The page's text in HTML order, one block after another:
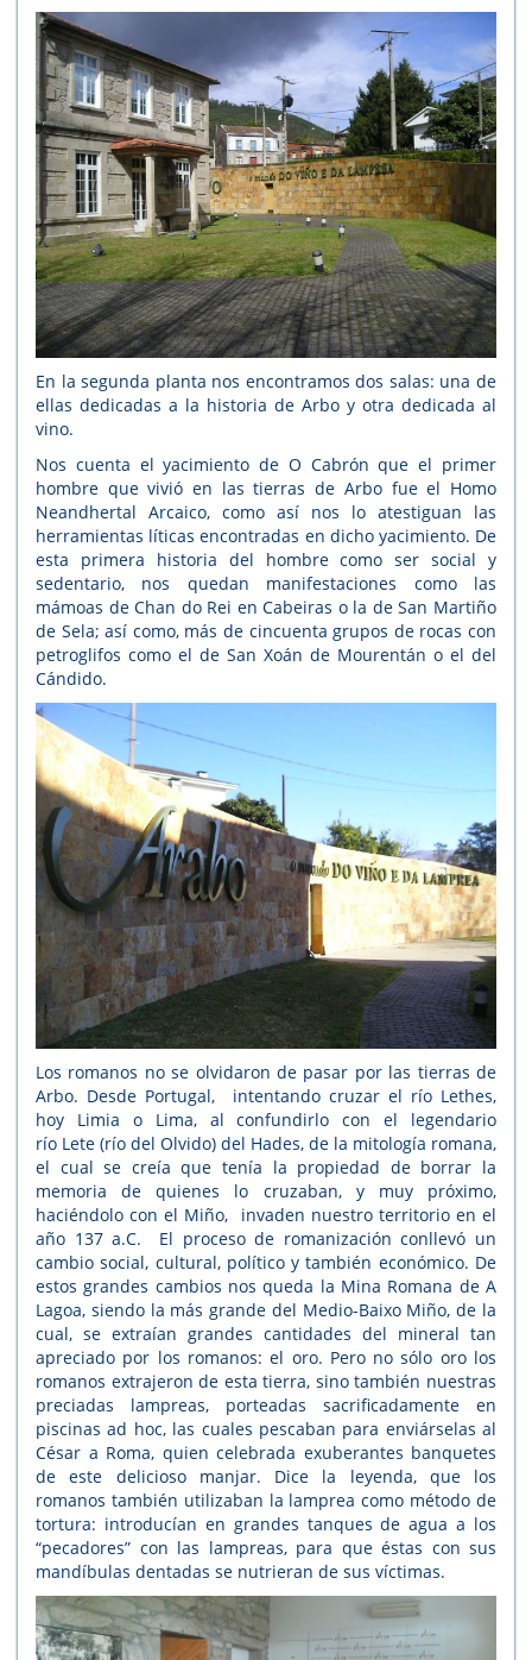
En la segunda planta nos encontramos dos salas: una de
ellas dedicadas a la historia de Arbo y otra dedicada al
vino.
Nos cuenta el yacimiento de O Cabrón que el primer
hombre que vivió en las tierras de Arbo fue el Homo
Neandhertal Arcaico, como así nos lo atestiguan las
herramientas líticas encontradas en dicho yacimiento. De
esta primera historia del hombre como ser social y
sedentario, nos quedan manifestaciones como las
mámoas de Chan do Rei en Cabeiras o la de San Martiño
de Sela; así como, más de cincuenta grupos de rocas con
petroglifos como el de San Xoán de Mourentán o el del
Cándido.
Los romanos no se olvidaron de pasar por las tierras de
Arbo. Desde Portugal, intentando cruzar el río Lethes,
hoy Limia o Lima, al confundirlo con el legendario
río Lete (río del Olvido) del Hades, de la mitología romana,
el cual se creía que tenía la propiedad de borrar la
memoria de quienes lo cruzaban, y muy próximo,
haciéndolo con el Miño, invaden nuestro territorio en el
año 137 a.C. El proceso de romanización conllevó un
cambio social, cultural, político y también económico. De
estos grandes cambios nos queda la Mina Romana de A
Lagoa, siendo la más grande del Medio-Baixo Miño, de la
cual, se extraían grandes cantidades del mineral tan
apreciado por los romanos: el oro. Pero no sólo oro los
romanos extrajeron de esta tierra, sino también nuestras
preciadas lampreas, porteadas sacrificadamente en
piscinas ad hoc, las cuales pescaban para enviárselas al
César a Roma, quien celebrada exuberantes banquetes
de este delicioso manjar. Dice la leyenda, que los
romanos también utilizaban la lamprea como método de
tortura: introducían en grandes tanques de agua a los
“pecadores” con las lampreas, para que éstas con sus
mandíbulas dentadas se nutrieran de sus víctimas.